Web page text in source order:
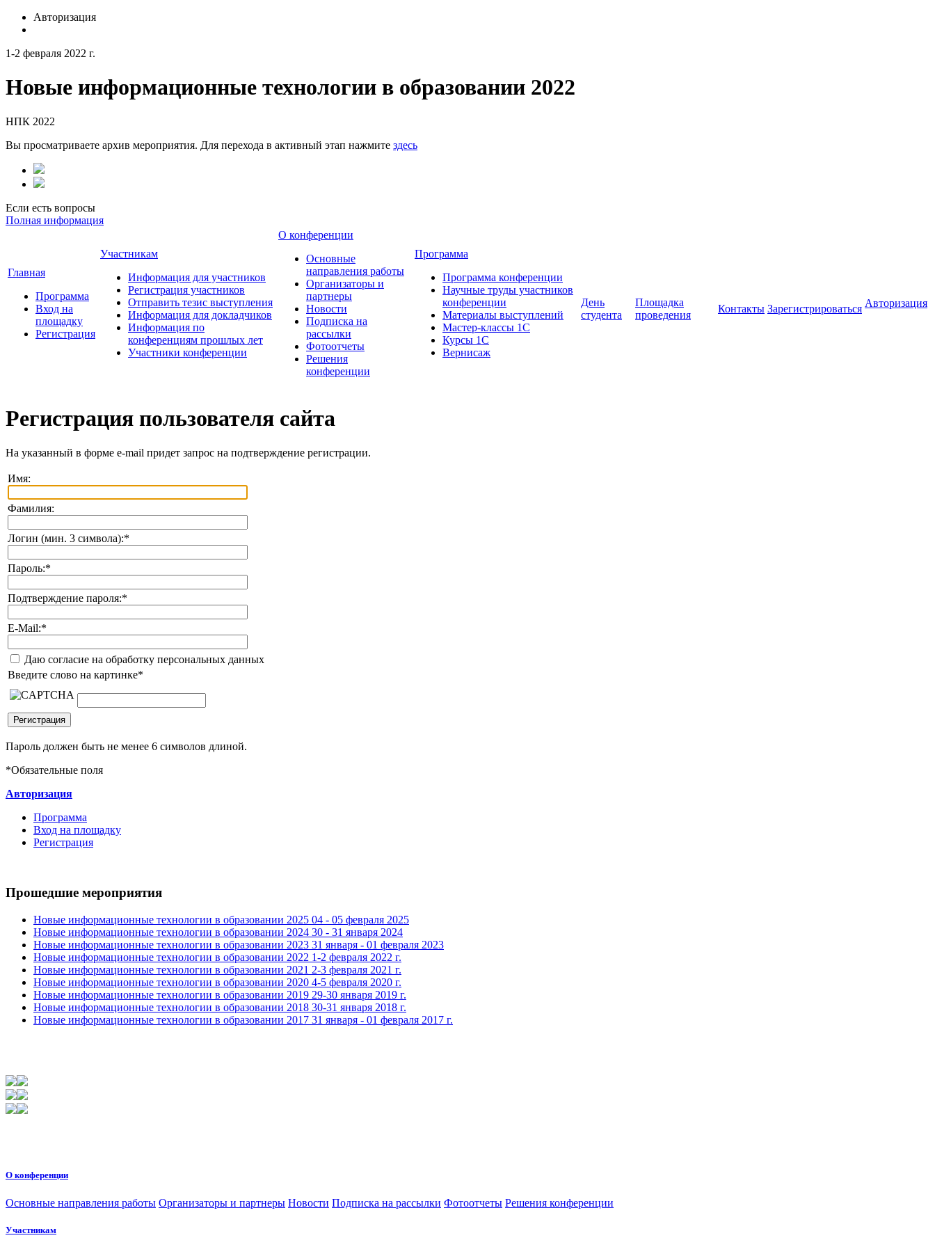
Авторизация
1-2 февраля 2022 г.
Новые информационные технологии в образовании 2022
НПК 2022
Вы просматриваете архив мероприятия. Для перехода в активный этап нажмите здесь
Если есть вопросы
Полная информация
Главная
Программа
Вход на
площадку
Регистрация
Участникам
Информация для участников
Регистрация участников
Отправить тезис выступления
Информация для докладчиков
Информация по
конференциям прошлых лет
Участники конференции
О конференции
Основные
направления работы
Организаторы и
партнеры
Новости
Подписка на
рассылки
Фотоотчеты
Решения
конференции
Программа
Программа конференции
Научные труды участников
конференции
Материалы выступлений
Мастер-классы 1С
Курсы 1С
Вернисаж
День
студента
Площадка
проведения
Контакты Зарегистрироваться Авторизация
Регистрация пользователя сайта
На указанный в форме e-mail придет запрос на подтверждение регистрации.
Имя:
Фамилия:
Логин (мин. 3 символа):*
Пароль:*
Подтверждение пароля:*
E-Mail:*
Даю согласие на обработку персональных данных
Введите слово на картинке*
Пароль должен быть не менее 6 символов длиной.
*Обязательные поля
Авторизация
Программа
Вход на площадку
Регистрация
Прошедшие мероприятия
Новые информационные технологии в образовании 2025 04 - 05 февраля 2025
Новые информационные технологии в образовании 2024 30 - 31 января 2024
Новые информационные технологии в образовании 2023 31 января - 01 февраля 2023
Новые информационные технологии в образовании 2022 1-2 февраля 2022 г.
Новые информационные технологии в образовании 2021 2-3 февраля 2021 г.
Новые информационные технологии в образовании 2020 4-5 февраля 2020 г.
Новые информационные технологии в образовании 2019 29-30 января 2019 г.
Новые информационные технологии в образовании 2018 30-31 января 2018 г.
Новые информационные технологии в образовании 2017 31 января - 01 февраля 2017 г.
О конференции
Основные направления работы Организаторы и партнеры Новости Подписка на рассылки Фотоотчеты Решения конференции
Участникам